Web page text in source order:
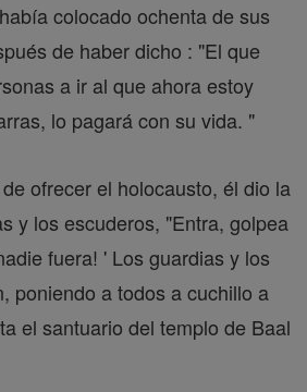
colocado ochenta de sus
de haber dicho : "El que
a ir al que ahora estoy
lo pagará con su vida. "
ofrecer el holocausto, él dio la
y los escuderos, "Entra, golpea
fuera! ' Los guardias y los
poniendo a todos a cuchillo a
el santuario del templo de Baal